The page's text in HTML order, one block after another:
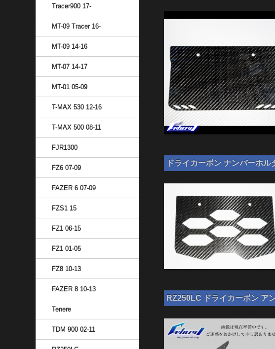
ドライカーボン ナンバーホ
RZ250LC ドライカーボン ア
Tracer900 17-
MT-09 Tracer 16-
MT-09 14-16
MT-07 14-17
MT-01 05-09
T-MAX 530 12-16
T-MAX 500 08-11
FJR1300
FZ6 07-09
FAZER 6 07-09
FZS1 15
FZ1 06-15
FZ1 01-05
FZ8 10-13
FAZER 8 10-13
Tenere
TDM 900 02-11